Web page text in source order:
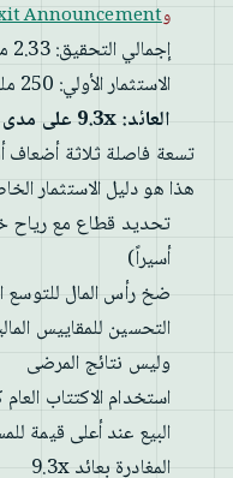
Announcement
إجمالي التحقيق: 2.33 مليار درهم
الاستثمار الأولي: 250 مليون درهم (2020)
العائد: 9.3x على مدى 5 سنوات
تسعة فاصلة ثلاثة أضعاف
هذا هو دليل الاستثمار
أسيراً)
ضخ رأس المال للتوسع
وليس نتائج المرضى
استخدام الاكتتاب العام
البيع عند أعلى قيمة
المغادرة بعائد 9.3x